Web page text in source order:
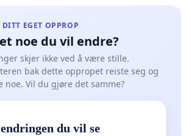
DITT EGET OPPROP
noe du vil endre?
skjer ikke ved å være stille.
bak dette oppropet reiste seg og
noe. Vil du gjøre det samme?
du vil se